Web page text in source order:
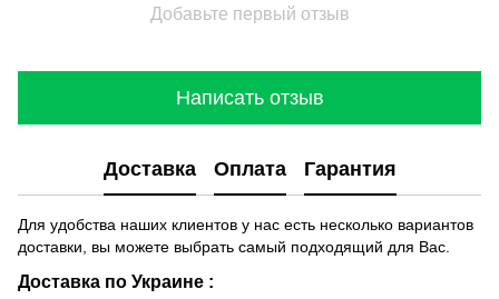
Добавьте первый отзыв
Написать отзыв
Доставка Оплата Гарантия
Для удобства наших клиентов у нас есть несколько вариантов
доставки, вы можете выбрать самый подходящий для Вас.
Доставка по Украине :